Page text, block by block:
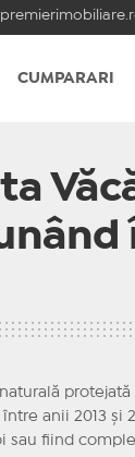
CUMPARARI
anii 2013 și
fiind